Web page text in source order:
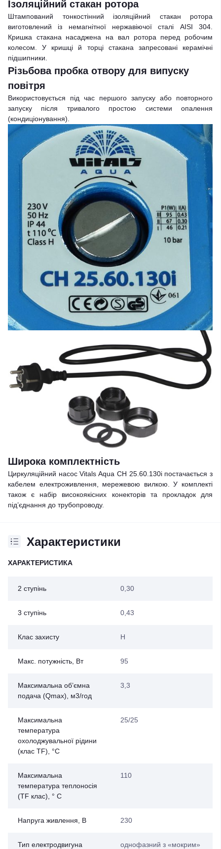
Ізоляційний стакан ротора
Штампований тонкостінний ізоляційний стакан ротора
виготовлений із немагнітної нержавіючої сталі AISI 304.
Кришка стакана насаджена на вал ротора перед робочим
колесом. У кришці й торці стакана запресовані керамічні
підшипники.
Різьбова пробка отвору для випуску
повітря
Використовується під час першого запуску або повторного
запуску після тривалого простою системи опалення
(кондиціонування).
Широка комплектність
Циркуляційний насос Vitals Aqua CH 25.60.130i постачається з
кабелем електроживлення, мережевою вилкою. У комплекті
також є набір високоякісних конекторів та прокладок для
під’єднання до трубопроводу.
Характеристики
ХАРАКТЕРИСТИКА
2 ступінь 0,30
3 ступінь 0,43
Клас захисту Н
Макс. потужність, Вт 95
Максимальна об’ємна
подача (Qmax), м3/год
3,3
Максимальна
температура
охолоджувальної рідини
(клас TF), °C
25/25
Максимальна
температура теплоносія
(TF клас), ° С
110
Напруга живлення, В 230
Тип електродвигуна
однофазний з «мокрим»